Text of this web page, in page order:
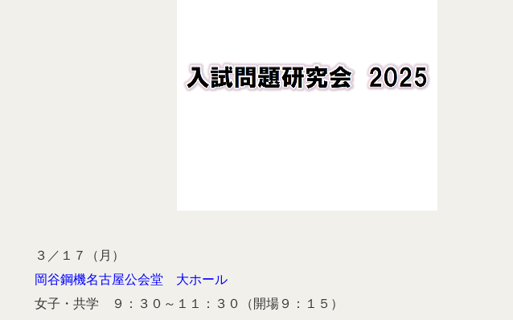
３／１７（月）
岡谷鋼機名古屋公会堂 大ホール
女子・共学 ９：３０～１１：３０（開場９：１５）